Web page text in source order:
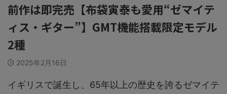
前作は即完売【布袋寅泰も愛用“ゼマイテ
ィス・ギター”】GMT機能搭載限定モデル
2種
2025年2月16日
イギリスで誕生し、65年以上の歴史を誇るゼマイテ